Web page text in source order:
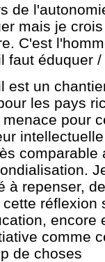
de
mais je
C'est
faut éduquer
est un
les pays
pour
comparable
à repenser,
réflexion
encore
comme
de choses